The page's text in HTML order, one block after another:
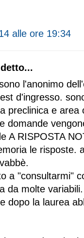
alle ore 19:34
l'anonimo
d'ingresso.
preclinica e area
domande
A RISPOSTA
le risposte.
a "consultarmi"
da molte variabili.
dopo la laurea